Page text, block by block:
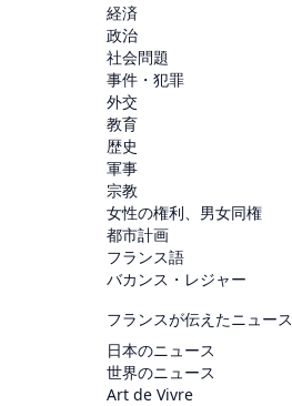
経済
政治
社会問題
事件・犯罪
外交
教育
歴史
軍事
宗教
女性の権利、男女同権
都市計画
フランス語
バカンス・レジャー
フランスが伝えたニュース
日本のニュース
世界のニュース
Art de Vivre